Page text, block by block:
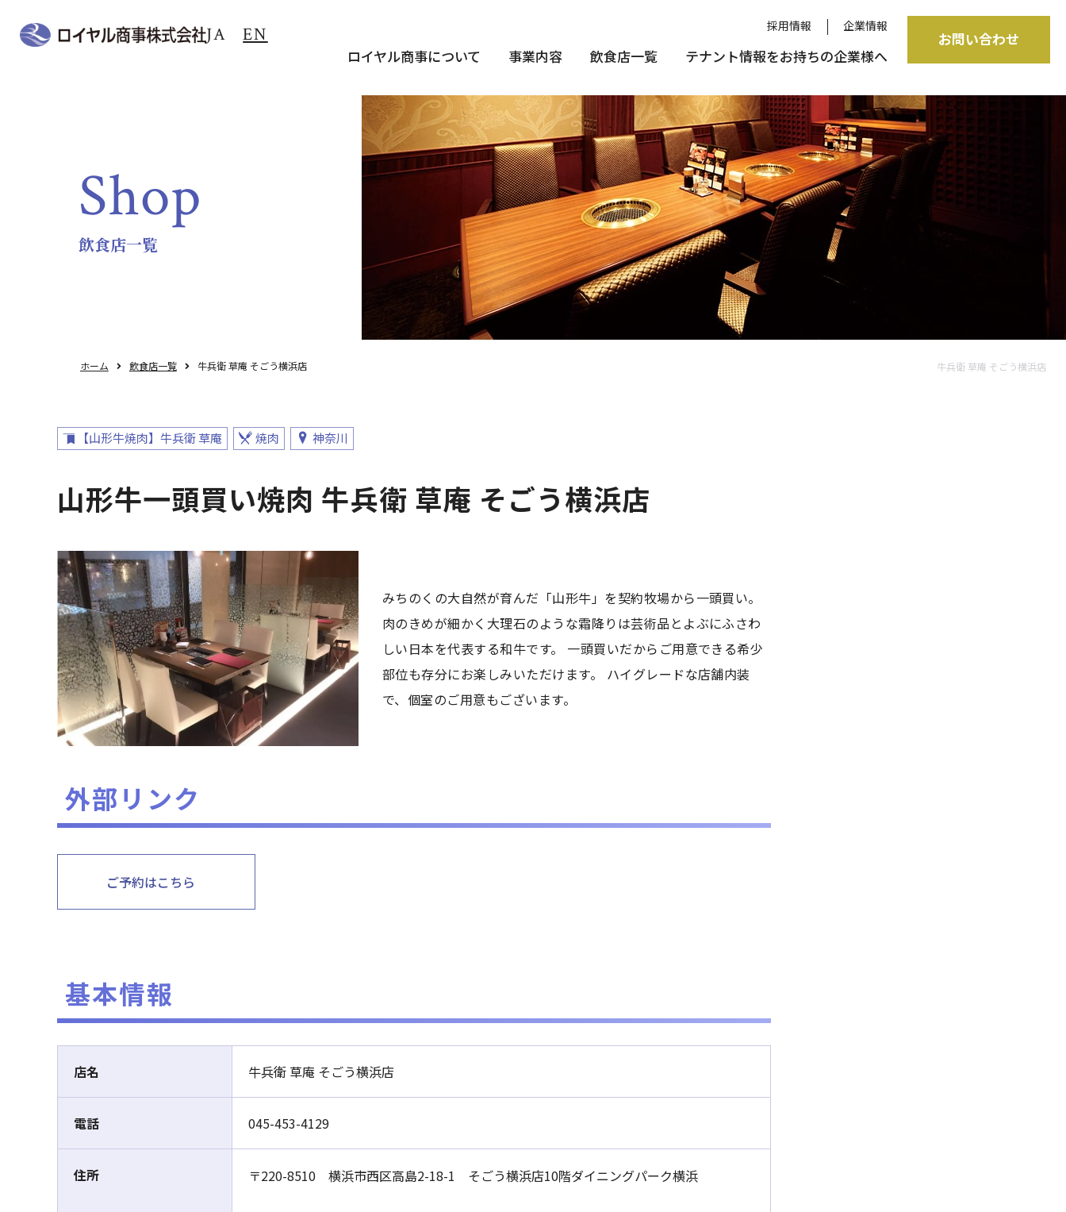
JA EN 採用情報 企業情報
ロイヤル商事について 事業内容
（焼肉・牛たん・うなぎ・豚かつ・しゃぶしゃぶ・
ミスタードーナツ事業 エステティック事業
飲食店一覧 テナント情報をお持ちの企業様へ
お問い合わせ
ホーム 飲食店一覧 牛兵衛 草庵 そごう横浜店 牛兵衛 草庵 そごう横浜店
Shop
飲食店一覧
【山形牛焼肉】牛兵衛 草庵 焼肉 神奈川
山形牛一頭買い焼肉 牛兵衛 草庵 そごう横浜店
みちのくの大自然が育んだ「山形牛」を契約牧場から一頭買い。
肉のきめが細かく大理石のような霜降りは芸術品とよぶにふさわ
しい日本を代表する和牛です。 一頭買いだからご用意できる希少
部位も存分にお楽しみいただけます。 ハイグレードな店舗内装
で、個室のご用意もございます。
外部リンク
ご予約はこちら
基本情報
店名 牛兵衛 草庵 そごう横浜店
電話 045-453-4129
住所 〒220-8510 横浜市西区高島2-18-1 そごう横浜店10階ダイニングパーク横浜